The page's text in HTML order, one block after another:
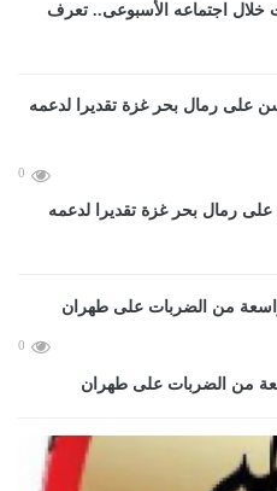
يوافق على 9 قرارات خلال اجتماعه الأسبوعى.. تعرف
0
رمال بحر غزة تقديرا لدعمه
0
من الضربات على طهران